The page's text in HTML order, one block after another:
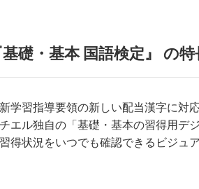
基礎・基本 国語検定』 の特
学習指導要領の新しい配当漢字に対
エル独自の「基礎・基本の習得用デ
得状況をいつでも確認できるビジュ